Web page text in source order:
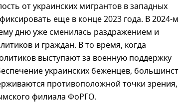
от украинских мигрантов в западных
еще в конце 2023 года. В 2024-
дню уже сменилась раздражением и
и граждан. В то время, когда
выступают за военную поддержку
украинских беженцев,
противоположной точки зрения,
филиала ФоРГО.